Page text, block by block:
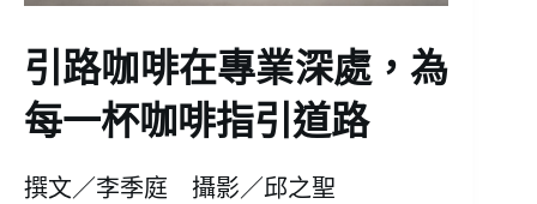
引路咖啡在專業深處，為
每一杯咖啡指引道路
撰文／李季庭 攝影／邱之聖